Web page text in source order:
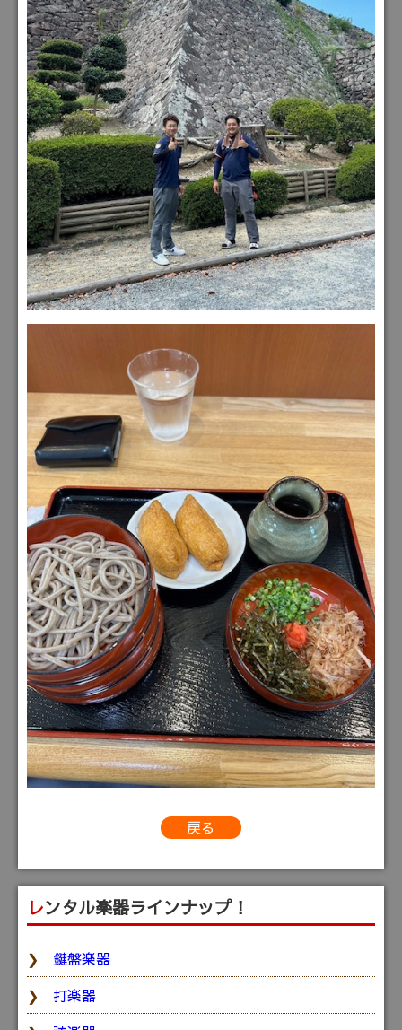
戻る
レンタル楽器ラインナップ！
鍵盤楽器
打楽器